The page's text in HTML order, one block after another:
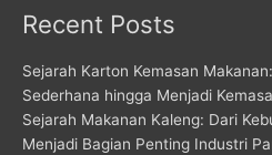
Recent Posts
Sejarah Karton Kemasan
Sederhana hingga Menjadi
Sejarah Makanan Kaleng: Dari
Menjadi Bagian Penting Industri